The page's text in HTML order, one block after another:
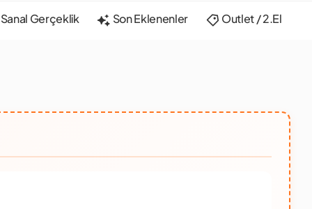
Sanal Gerçeklik Son Eklenenler Outlet / 2.El